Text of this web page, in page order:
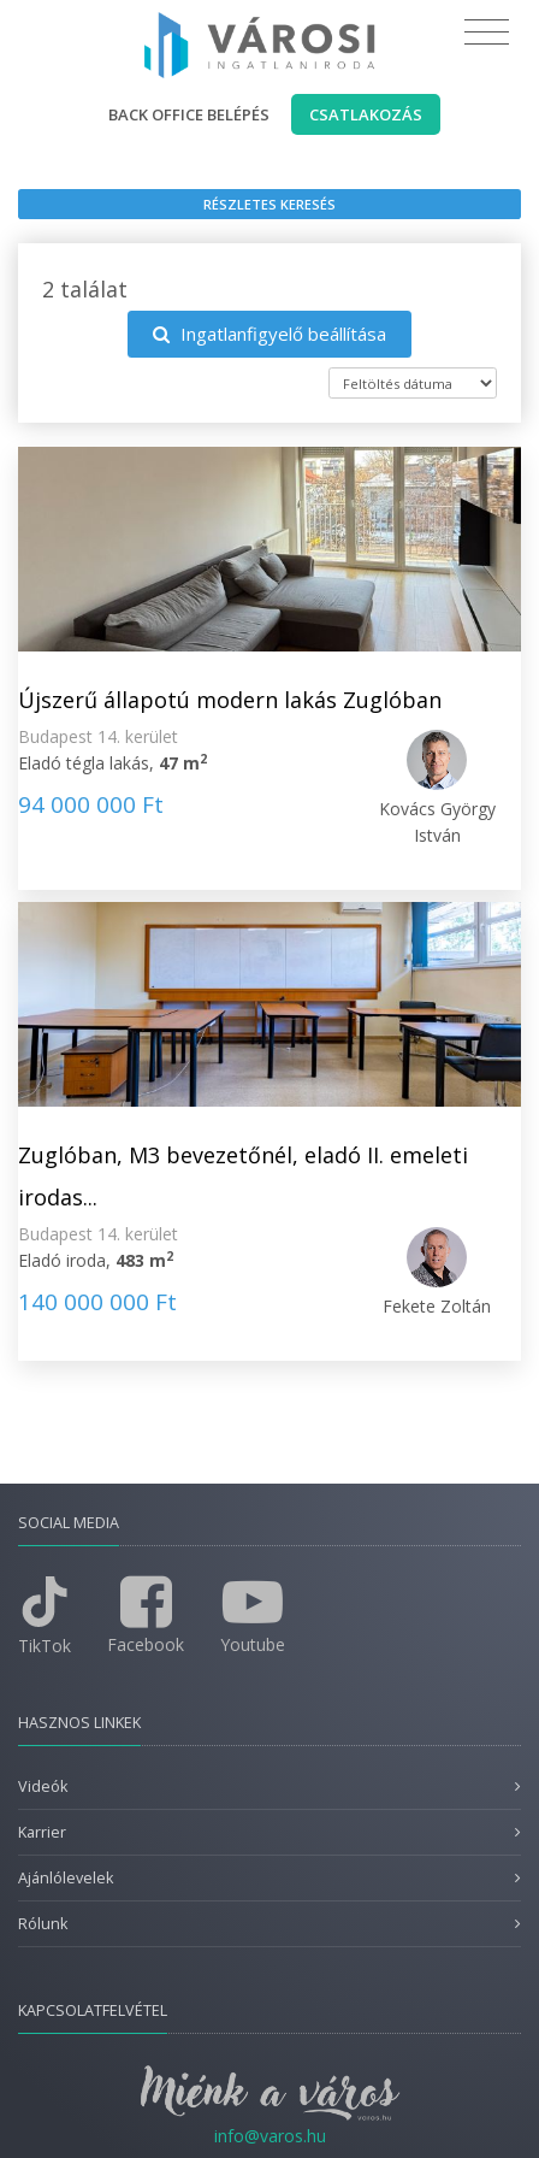
BACK OFFICE BELÉPÉS CSATLAKOZÁS
RÉSZLETES KERESÉS
2 találat
Ingatlanfigyelő beállítása
Újszerű állapotú modern lakás Zuglóban
Budapest 14. kerület
Eladó tégla lakás, 47 m2
94 000 000 Ft
Kovács György
István
Zuglóban, M3 bevezetőnél, eladó II. emeleti
irodas...
Budapest 14. kerület
Eladó iroda, 483 m2
140 000 000 Ft Fekete Zoltán
SOCIAL MEDIA
TikTok Facebook Youtube
HASZNOS LINKEK
Videók
Karrier
Ajánlólevelek
Rólunk
KAPCSOLATFELVÉTEL
info@varos.hu